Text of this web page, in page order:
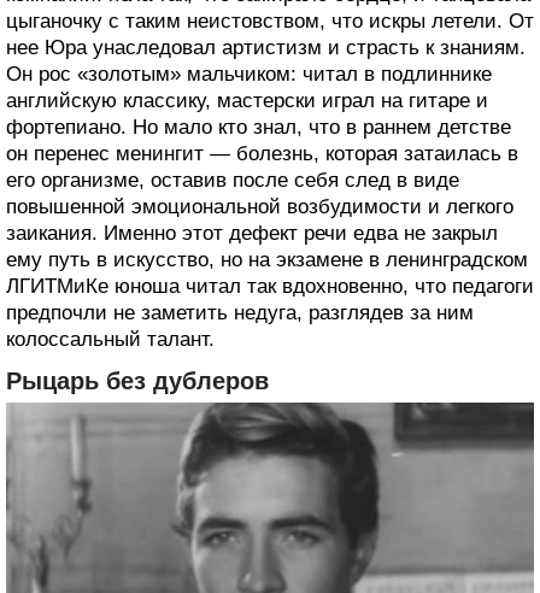
цыганочку с таким неистовством, что искры летели. От
нее Юра унаследовал артистизм и страсть к знаниям.
Он рос «золотым» мальчиком: читал в подлиннике
английскую классику, мастерски играл на гитаре и
фортепиано. Но мало кто знал, что в раннем детстве
он перенес менингит — болезнь, которая затаилась в
его организме, оставив после себя след в виде
повышенной эмоциональной возбудимости и легкого
заикания. Именно этот дефект речи едва не закрыл
ему путь в искусство, но на экзамене в ленинградском
ЛГИТМиКе юноша читал так вдохновенно, что педагоги
предпочли не заметить недуга, разглядев за ним
колоссальный талант.
Рыцарь без дублеров